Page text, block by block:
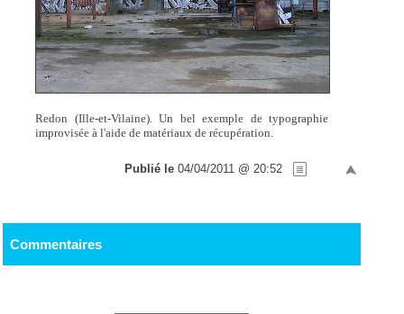
Redon (Ille-et-Vilaine). Un bel exemple de typographie
improvisée à l'aide de matériaux de récupération.
Publié le 04/04/2011 @ 20:52
Commentaires